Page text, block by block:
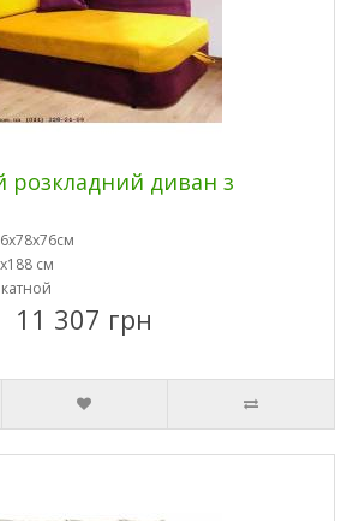
розкладний диван з
см
11 307 грн